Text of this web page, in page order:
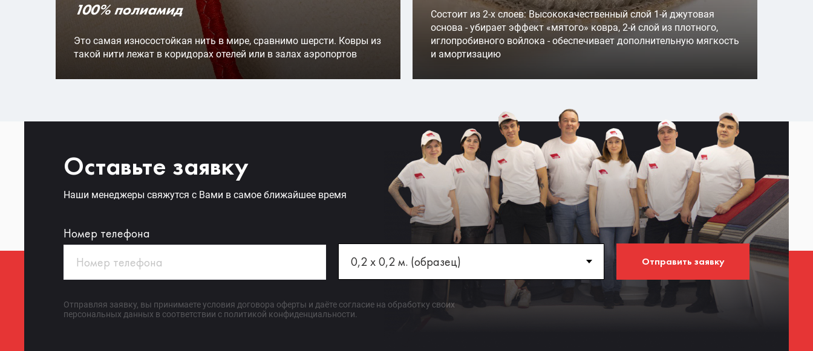
100% полиамид
Это самая износостойкая нить в мире, сравнимо шерсти. Ковры из
такой нити лежат в коридорах отелей или в залах аэропортов
Состоит из 2-х слоев: Высококачественный слой 1-й джутовая
основа - убирает эффект «мятого» ковра, 2-й слой из плотного,
иглопробивного войлока - обеспечивает дополнительную мягкость
и амортизацию
Оставьте заявку
Наши менеджеры свяжутся с Вами в самое ближайшее время
Номер телефона
Отправить заявку
Отправляя заявку, вы принимаете условия договора оферты и даёте согласие на обработку своих
персональных данных в соответствии с политикой конфиденциальности.